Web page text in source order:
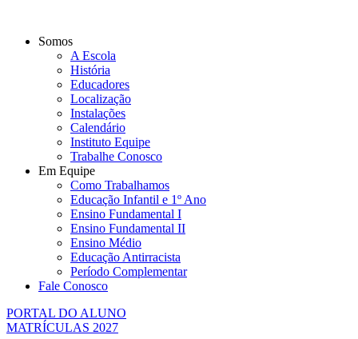
Somos
A Escola
História
Educadores
Localização
Instalações
Calendário
Instituto Equipe
Trabalhe Conosco
Em Equipe
Como Trabalhamos
Educação Infantil e 1º Ano
Ensino Fundamental I
Ensino Fundamental II
Ensino Médio
Educação Antirracista
Período Complementar
Fale Conosco
PORTAL DO ALUNO
MATRÍCULAS 2027